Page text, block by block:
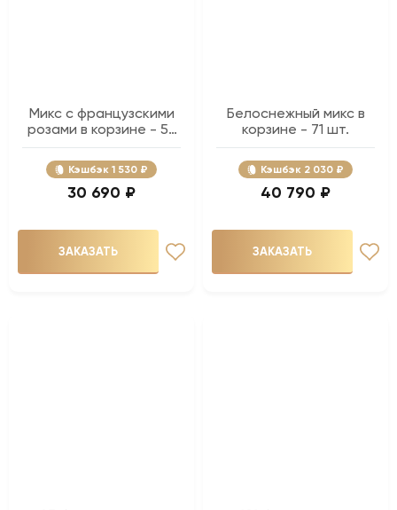
Микс с французскими
розами в корзине - 57
шт.
Кэшбэк 1 530 ₽
30 690 ₽
ЗАКАЗАТЬ
Белоснежный микс в
корзине - 71 шт.
Кэшбэк 2 030 ₽
40 790 ₽
ЗАКАЗАТЬ